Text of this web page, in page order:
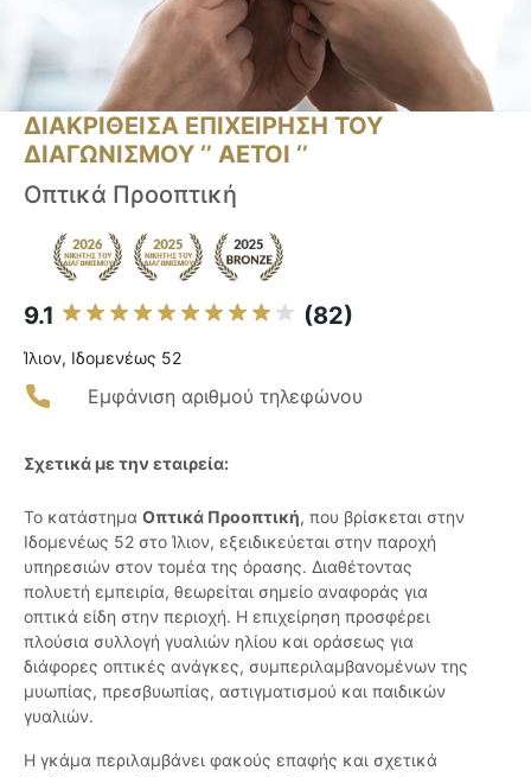
ΔΙΑΚΡΙΘΕΙΣΑ ΕΠΙΧΕΙΡΗΣΗ ΤΟΥ
ΔΙΑΓΩΝΙΣΜΟΥ ‘’ ΑΕΤΟΙ ‘’
Οπτικά Προοπτική
9.1 (82)
Ίλιον, Ιδομενέως 52
Εμφάνιση αριθμού τηλεφώνου
Σχετικά με την εταιρεία:
Το κατάστημα Οπτικά Προοπτική, που βρίσκεται στην
Ιδομενέως 52 στο Ίλιον, εξειδικεύεται στην παροχή
υπηρεσιών στον τομέα της όρασης. Διαθέτοντας
πολυετή εμπειρία, θεωρείται σημείο αναφοράς για
οπτικά είδη στην περιοχή. Η επιχείρηση προσφέρει
πλούσια συλλογή γυαλιών ηλίου και οράσεως για
διάφορες οπτικές ανάγκες, συμπεριλαμβανομένων της
μυωπίας, πρεσβυωπίας, αστιγματισμού και παιδικών
γυαλιών.
Η γκάμα περιλαμβάνει φακούς επαφής και σχετικά